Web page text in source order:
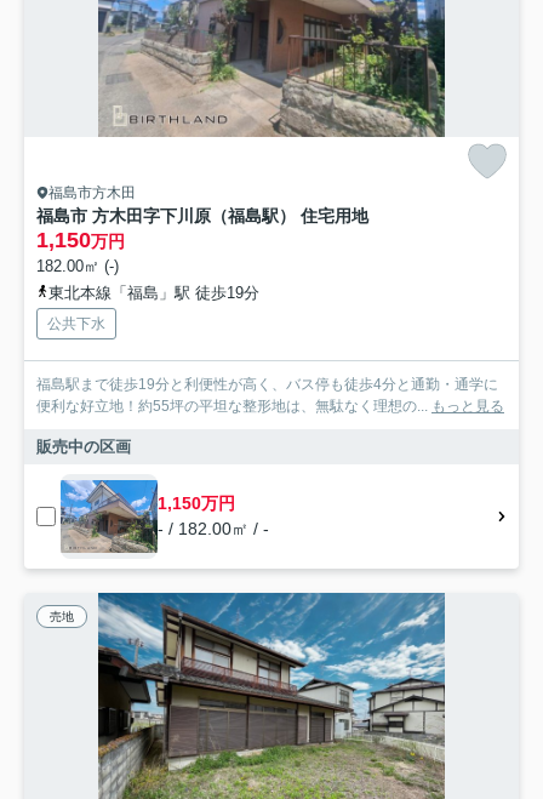
福島市方木田
福島市 方木田字下川原（福島駅） 住宅用地
1,150万円
182.00㎡ (-)
東北本線「福島」駅 徒歩19分
公共下水
福島駅まで徒歩19分と利便性が高く、バス停も徒歩4分と通勤・通学に
便利な好立地！約55坪の平坦な整形地は、無駄なく理想の... もっと見る
販売中の区画
1,150万円
- / 182.00㎡ / -
売地